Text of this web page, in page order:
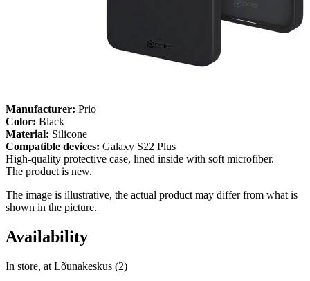
Manufacturer: Prio
Color: Black
Material: Silicone
Compatible devices: Galaxy S22 Plus
High-quality protective case, lined inside with soft microfiber.
The product is new.
The image is illustrative, the actual product may differ from what is
shown in the picture.
Availability
In store, at Lõunakeskus (2)